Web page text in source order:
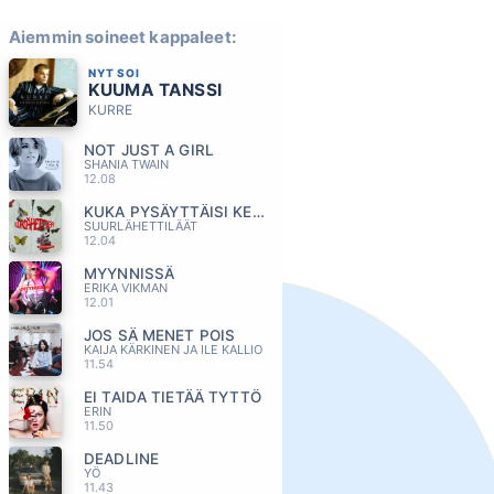
Aiemmin soineet kappaleet:
NYT SOI
KUUMA TANSSI
KURRE
NOT JUST A GIRL
SHANIA TWAIN
12.08
KUKA PYSÄYTTÄISI KELLOT
SUURLÄHETTILÄÄT
12.04
MYYNNISSÄ
ERIKA VIKMAN
12.01
JOS SÄ MENET POIS
KAIJA KÄRKINEN JA ILE KALLIO
11.54
EI TAIDA TIETÄÄ TYTTÖ
ERIN
11.50
DEADLINE
YÖ
11.43